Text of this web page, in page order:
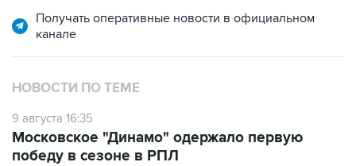
Получать оперативные новости в официальном
канале
НОВОСТИ ПО ТЕМЕ
9 августа 16:35
Московское "Динамо" одержало первую
победу в сезоне в РПЛ